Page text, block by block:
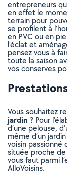
entrepreneurs
en effet le
terrain pour
se profilent à
en PVC ou en
l’éclat et
pensez vous à
toute la saison
vos conserves
Vous souhaitez
jardin ? Pour
d’une pelouse,
même d’un
voisin passionné
située proche de
vous faut parmi
AlloVoisins.